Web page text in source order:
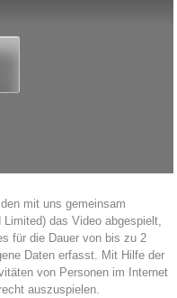
mit uns gemeinsam
das Video abgespielt,
für die Dauer von bis zu 2
Daten erfasst. Mit Hilfe der
von Personen im Internet
auszuspielen.